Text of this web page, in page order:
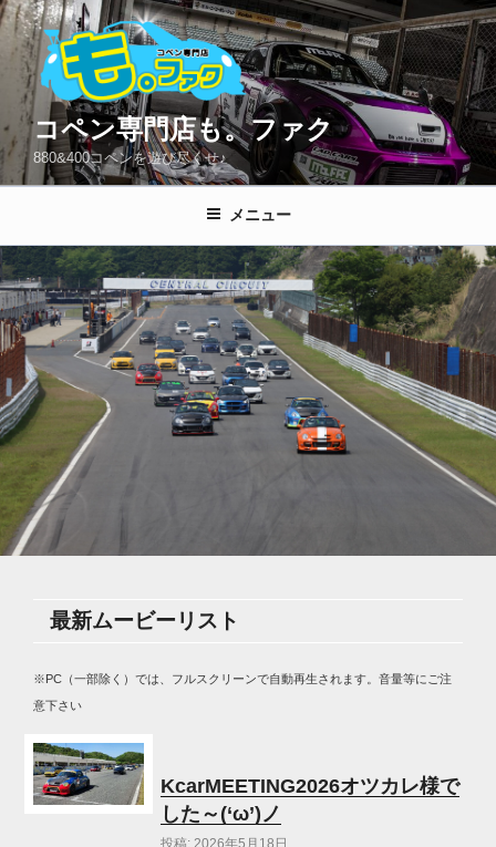
コ
ン
へ
プ
コペン専門店も。ファク
880&400コペンを遊び尽くせ♪
メニュー
最新ムービーリスト
※PC（一部除く）では、フルスクリーンで自動再生されます。音量等にご注
意下さい
KcarMEETING2026オツカレ様で
した～(‘ω’)ノ
投稿: 2026年5月18日